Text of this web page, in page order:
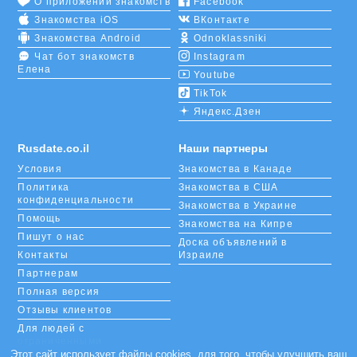
Rusdate.co.il
Условия
Политика
конфиденциальности
Помощь
Пишут о нас
Контакты
Партнерам
Полная версия
Отзывы клиентов
Для людей с
возможностями
Знакомства iOS
Знакомства Android
Чат бот знакомств
Елена
ВКонтакте
Odnoklassniki
Instagram
Youtube
TikTok
Яндекс.Дзен
Наши партнеры
Знакомства в Канаде
Знакомства в США
Знакомства в Украине
Знакомства на Кипре
Доска объявлений в
Израиле
Этот сайт использует файлы cookies, для того, чтобы улучшить ваш